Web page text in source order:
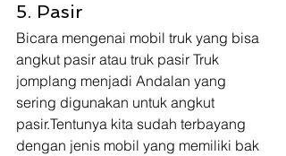
5. Pasir
Bicara mengenai mobil truk yang bisa
angkut pasir atau truk pasir Truk
jomplang menjadi Andalan yang
sering digunakan untuk angkut
pasir.Tentunya kita sudah terbayang
dengan jenis mobil yang memiliki bak